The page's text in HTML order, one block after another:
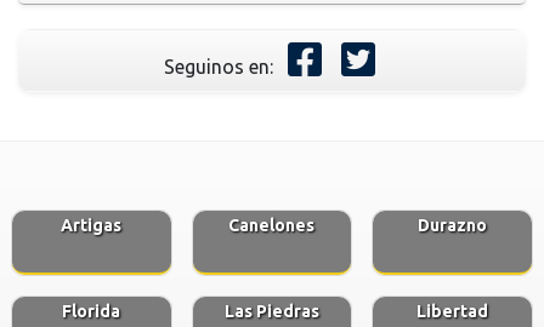
Seguinos en:
Artigas Canelones Durazno
Florida Las Piedras Libertad